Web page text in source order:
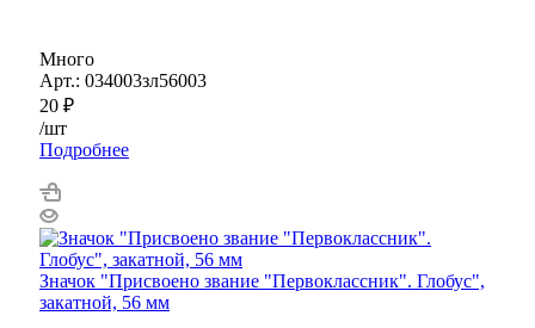
Много
Арт.: 034003зл56003
20 ₽
/шт
Подробнее
Значок "Присвоено звание "Первоклассник". Глобус",
закатной, 56 мм